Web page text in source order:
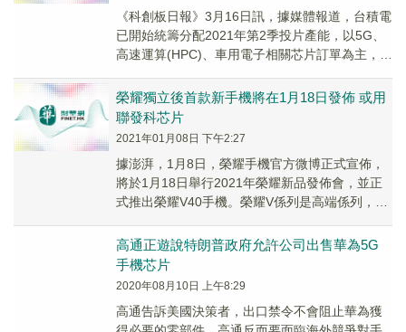
《科創板日報》3月16日訊，據媒體報道，台積電
已開始統籌分配2021年第2季投片產能，以5G、
高速運算(HPC)、車用電子相關芯片訂單為主，產
榮耀獨立後首款新手機將在1月18日發佈 或用
聯發科芯片
2021年01月08日 下午2:27
據澎湃，1月8日，榮耀手機官方微博正式宣佈，
將於1月18日舉行2021年榮耀新品發佈會，並正
式推出榮耀V40手機。榮耀V係列是高端係列，據
高通正遊說特朗普政府允許公司出售華為5G
手機芯片
2020年08月10日 上午8:29
高通告訴美國決策者，出口禁令不會阻止華為獲